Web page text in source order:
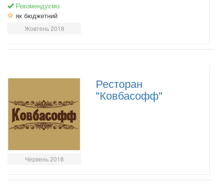
Рекомендуємо
як бюджетний
Жовтень 2018
Червень 2018
Ресторан
"Ковбасофф"